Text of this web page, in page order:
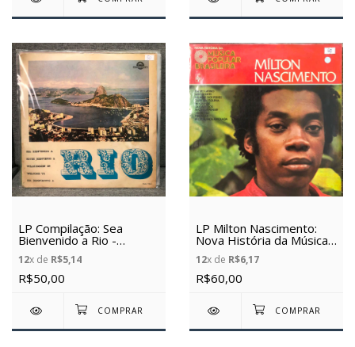
LP Compilação: Sea
Bienvenido a Rio -
Itamaraty - (Vinil Usado)
12x de R$5,14
R$50,00
LP Milton Nascimento:
Nova História da Música
Popular Brasileira - Milton
Nascimento - (Vinil
Usado)
12x de R$6,17
R$60,00